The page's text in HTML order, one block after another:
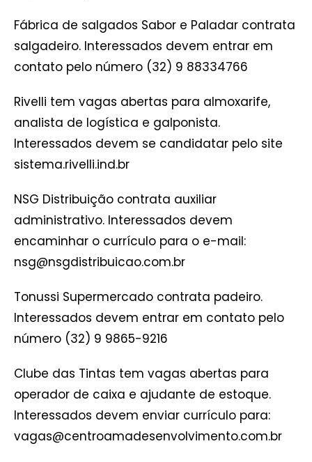
Fábrica de salgados Sabor e Paladar contrata
salgadeiro. Interessados devem entrar em
contato pelo número (32) 9 88334766
Rivelli tem vagas abertas para almoxarife,
analista de logística e galponista.
Interessados devem se candidatar pelo site
sistema.rivelli.ind.br
NSG Distribuição contrata auxiliar
administrativo. Interessados devem
encaminhar o currículo para o e-mail:
nsg@nsgdistribuicao.com.br
Tonussi Supermercado contrata padeiro.
Interessados devem entrar em contato pelo
número (32) 9 9865-9216
Clube das Tintas tem vagas abertas para
operador de caixa e ajudante de estoque.
Interessados devem enviar currículo para:
vagas@centroamadesenvolvimento.com.br